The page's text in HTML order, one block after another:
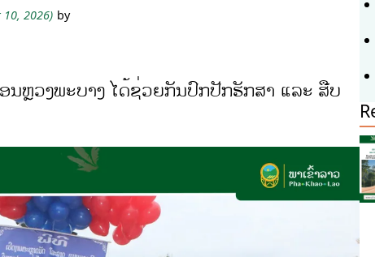
10, 2026) by
ນຫຼວງພະບາງ ໄດ້ຊ່ວຍກັນປົກປັກຮັກສາ ແລະ ສືບ